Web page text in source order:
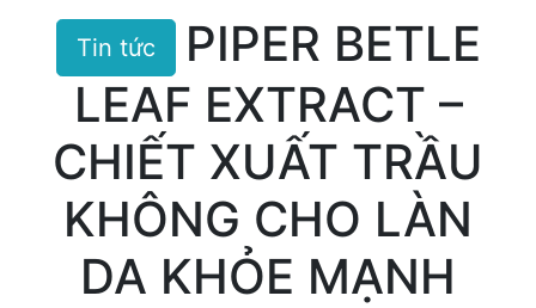
Tin tức
PIPER BETLE
LEAF EXTRACT –
CHIẾT XUẤT TRẦU
KHÔNG CHO LÀN
DA KHỎE MẠNH